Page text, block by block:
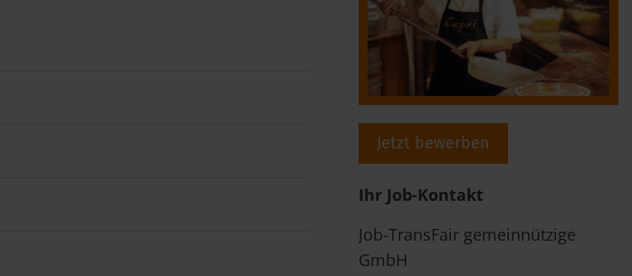
Jetzt bewerben
Ihr Job-Kontakt
Job-TransFair gemeinnützige
GmbH